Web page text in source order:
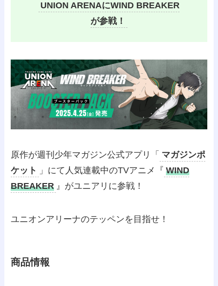
UNION ARENAにWIND BREAKER
が参戦！
原作が週刊少年マガジン公式アプリ「 マガジンポ
ケット
」にて人気連載中のTVアニメ『 WIND
BREAKER 』がユニアリに参戦！
ユニオンアリーナのテッペンを目指せ！
商品情報